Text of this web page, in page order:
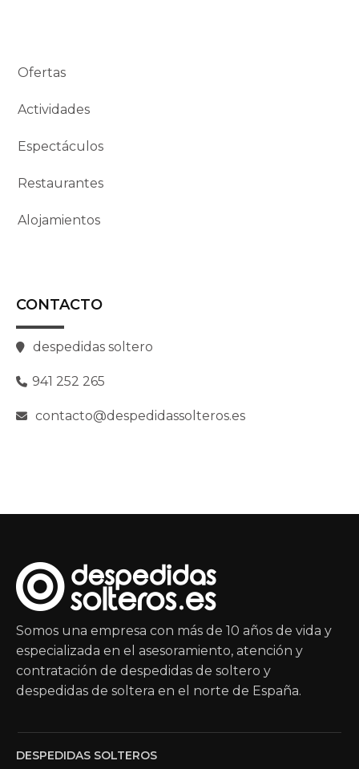
Ofertas
Actividades
Espectáculos
Restaurantes
Alojamientos
CONTACTO
despedidas soltero
941 252 265
contacto@despedidassolteros.es
Somos una empresa con más de 10 años de vida y
especializada en el asesoramiento, atención y
contratación de despedidas de soltero y
despedidas de soltera en el norte de España.
DESPEDIDAS SOLTEROS